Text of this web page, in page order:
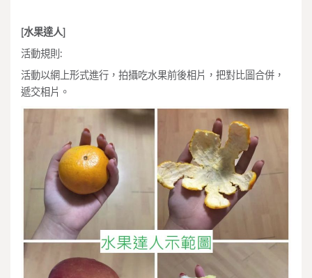
[水果達人]
活動規則:
活動以網上形式進行，拍攝吃水果前後相片，把對比圖合併，
遞交相片。